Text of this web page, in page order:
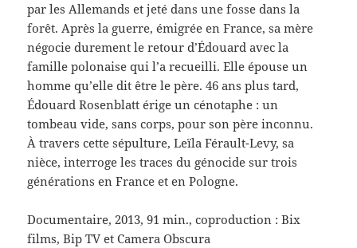
par les Allemands et jeté dans une fosse dans la
forêt. Après la guerre, émigrée en France, sa mère
négocie durement le retour d’Édouard avec la
famille polonaise qui l’a recueilli. Elle épouse un
homme qu’elle dit être le père. 46 ans plus tard,
Édouard Rosenblatt érige un cénotaphe : un
tombeau vide, sans corps, pour son père inconnu.
À travers cette sépulture, Leïla Férault-Levy, sa
nièce, interroge les traces du génocide sur trois
générations en France et en Pologne.
Documentaire, 2013, 91 min., coproduction : Bix
films, Bip TV et Camera Obscura